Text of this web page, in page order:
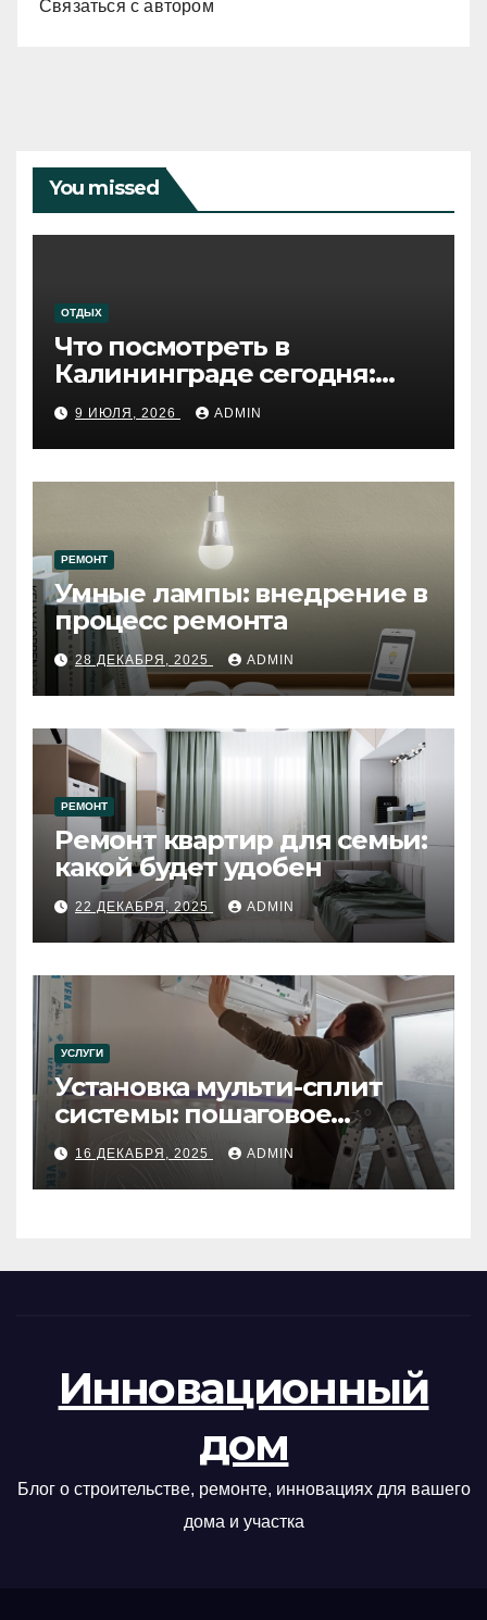
Связаться с автором
You missed
ОТДЫХ
Что посмотреть в
Калининграде сегодня:
путеводитель по самому
западному городу России
9 ИЮЛЯ, 2026 ADMIN
РЕМОНТ
Умные лампы: внедрение в
процесс ремонта
28 ДЕКАБРЯ, 2025 ADMIN
РЕМОНТ
Ремонт квартир для семьи:
какой будет удобен
22 ДЕКАБРЯ, 2025 ADMIN
УСЛУГИ
Установка мульти-сплит
системы: пошаговое
руководство
16 ДЕКАБРЯ, 2025 ADMIN
Инновационный
дом
Блог о строительстве, ремонте, инновациях для вашего
дома и участка